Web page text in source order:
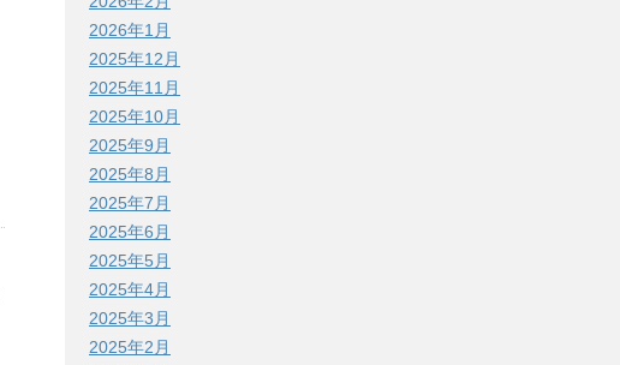
2026年1月
2025年12月
2025年11月
2025年10月
2025年9月
2025年8月
2025年7月
2025年6月
2025年5月
2025年4月
2025年3月
2025年2月